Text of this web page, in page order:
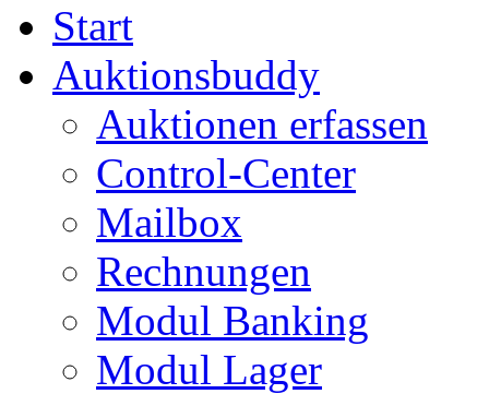
Start
Auktionsbuddy
Auktionen erfassen
Control-Center
Mailbox
Rechnungen
Modul Banking
Modul Lager